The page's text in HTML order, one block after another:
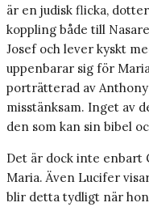
är en judisk flicka,
koppling både till
Josef och lever kyskt
uppenbarar sig för
porträtterad av
misstänksam. Inget av
den som kan sin bibel
Det är dock inte enbart
Maria. Även Lucifer
blir detta tydligt när